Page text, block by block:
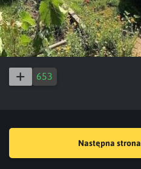
653
Następna strona